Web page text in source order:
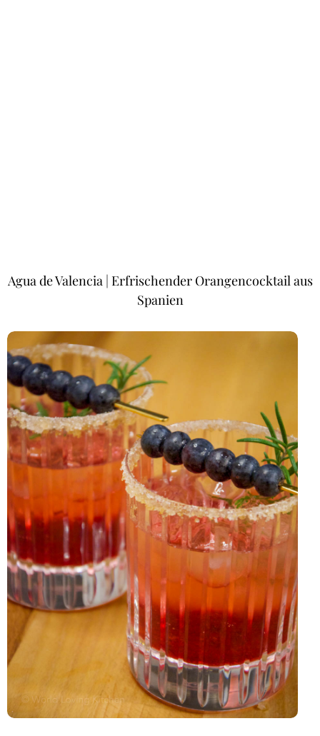
Agua de Valencia | Erfrischender Orangencocktail aus
Spanien